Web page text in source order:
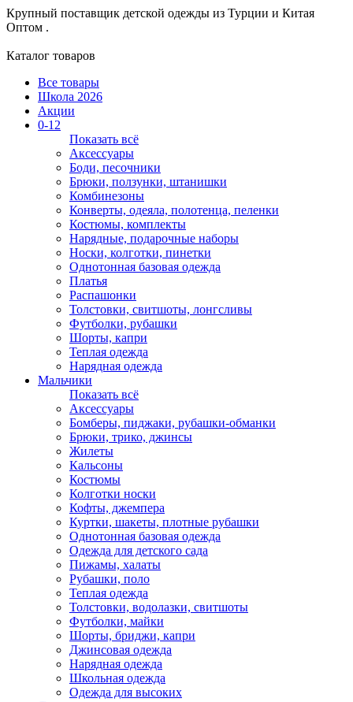
Крупный поставщик детской одежды из Турции и Китая
Оптом .
Каталог товаров
Все товары
Школа 2026
Акции
0-12
Показать всё
Аксессуары
Боди, песочники
Брюки, ползунки, штанишки
Комбинезоны
Конверты, одеяла, полотенца, пеленки
Костюмы, комплекты
Нарядные, подарочные наборы
Носки, колготки, пинетки
Однотонная базовая одежда
Платья
Распашонки
Толстовки, свитшоты, лонгсливы
Футболки, рубашки
Шорты, капри
Теплая одежда
Нарядная одежда
Мальчики
Показать всё
Аксессуары
Бомберы, пиджаки, рубашки-обманки
Брюки, трико, джинсы
Жилеты
Кальсоны
Костюмы
Колготки носки
Кофты, джемпера
Куртки, шакеты, плотные рубашки
Однотонная базовая одежда
Одежда для детского сада
Пижамы, халаты
Рубашки, поло
Теплая одежда
Толстовки, водолазки, свитшоты
Футболки, майки
Шорты, бриджи, капри
Джинсовая одежда
Нарядная одежда
Школьная одежда
Одежда для высоких